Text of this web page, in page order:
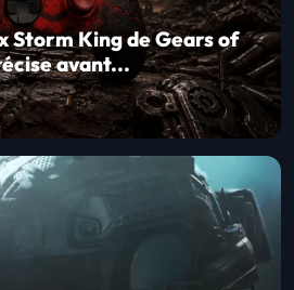
Storm King de Gears of
avant...